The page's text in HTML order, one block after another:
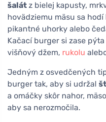
šalát z bielej kapusty,
hovädziemu mäsu sa hodí
pikantné uhorky alebo
Kačací burger si zase
višňový džem, rukolu
Jedným z osvedčených
burger tak, aby si udržal
a omáčky skôr nahor,
aby sa nerozmočila.